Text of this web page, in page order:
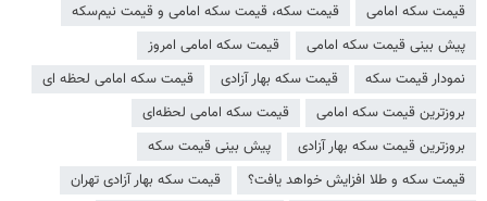
قیمت سکه امامی
قیمت سکه، قیمت سکه امامی و قیمت نیم‌سکه
پیش بینی قیمت سکه امامی
قیمت سکه امامی امروز
نمودار قیمت سکه
قیمت سکه بهار آزادی
قیمت سکه امامی لحظه ای
بروزترین قیمت سکه امامی
قیمت سکه امامی لحظه‌ای
بروزترین قیمت سکه بهار آزادی
پیش بینی قیمت سکه
قیمت سکه و طلا افزایش خواهد یافت؟
قیمت سکه بهار آزادی تهران